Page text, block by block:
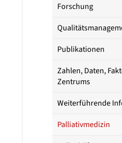
Forschung
Publikationen
Zahlen, Daten,
Zentrums
Weiterführende
Palliativmedizin